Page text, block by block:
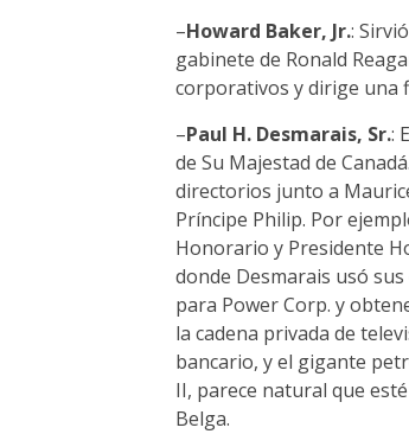
–Howard Baker, Jr.:
gabinete de Ronald
corporativos y dirige una
–Paul H. Desmarais, Sr.:
de Su Majestad de
directorios junto a
Príncipe Philip. Por
Honorario y Presidente
donde Desmarais usó
para Power Corp. y
la cadena privada de
bancario, y el gigante
II, parece natural que
Belga.